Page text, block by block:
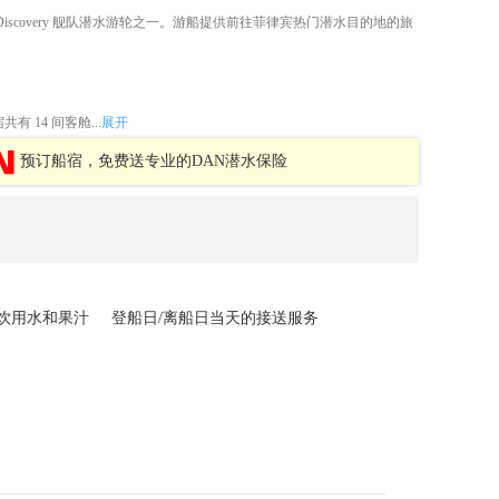
舰队潜水游轮之一。游船提供前往菲律宾热门潜水目的地的旅
共有 14 间客舱...展开
预订船宿，免费送专业的DAN潜水保险
用水和果汁
登船日/离船日当天的接送服务